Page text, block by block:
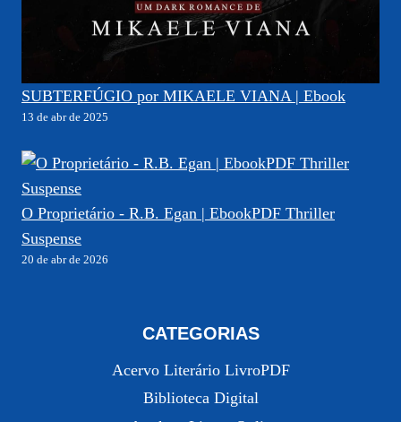
SUBTERFÚGIO por MIKAELE VIANA | Ebook
13 de abr de 2025
O Proprietário - R.B. Egan | EbookPDF Thriller
Suspense
20 de abr de 2026
CATEGORIAS
Acervo Literário LivroPDF
Biblioteca Digital